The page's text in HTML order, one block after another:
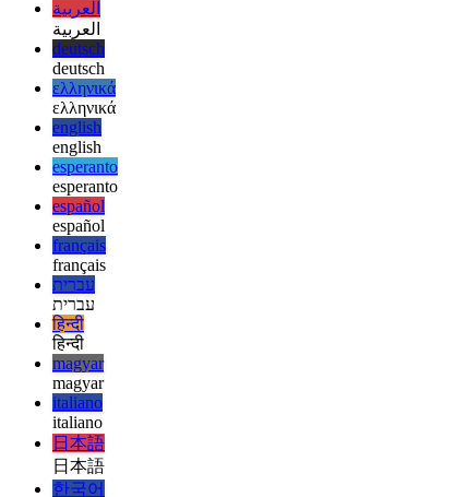
afrikaans
afrikaans
العربية
العربية
deutsch
deutsch
ελληνικά
ελληνικά
english
english
esperanto
esperanto
español
español
français
français
עברית
עברית
हिन्दी
हिन्दी
magyar
magyar
italiano
italiano
日本語